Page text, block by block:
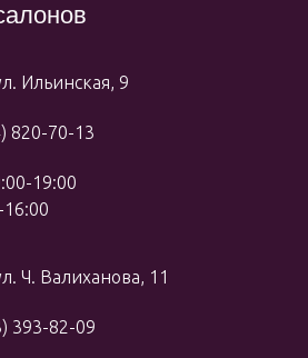
820-70-13
19:00
16:00
Ильинская, 9
393-82-09
Ч. Валиханова, 11